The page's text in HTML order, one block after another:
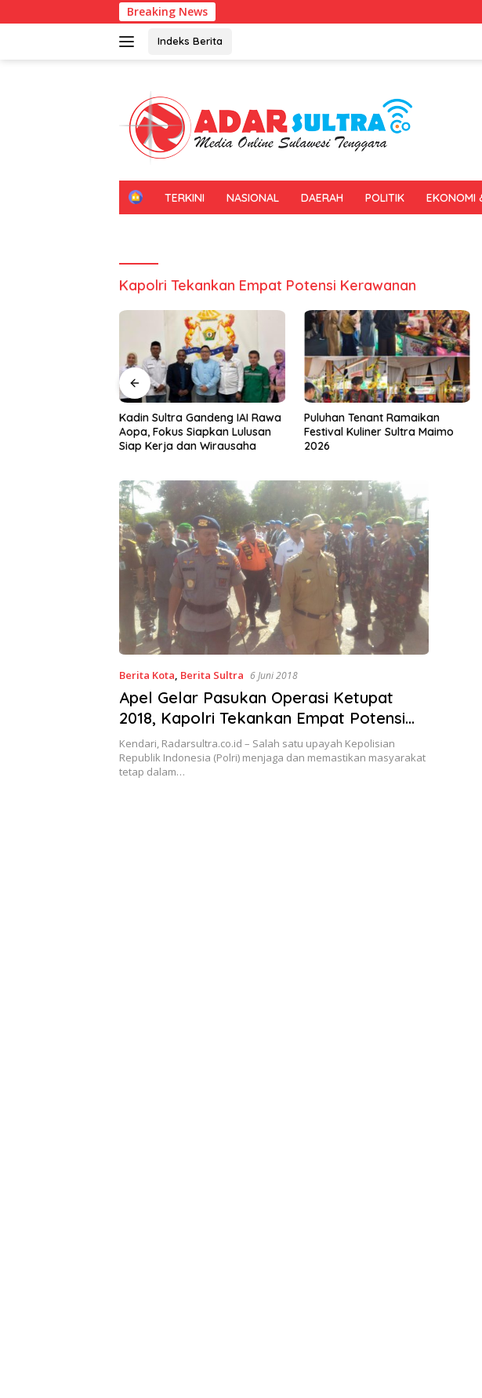
ke
Breaking News Kadin
Indeks Berita
H
TERKINI NASIONAL DAERAH POLITIK EKONOMI
Kapolri Tekankan Empat Potensi Kerawanan
Puluhan Tenant Ramaikan
Festival Kuliner Sultra Maimo
2026
Tiga Kabupaten Sultra Nikmati
Layanan Imigrasi Terintegrasi
Berita Kota, Berita Sultra 6 Juni 2018
Apel Gelar Pasukan Operasi Ketupat
2018, Kapolri Tekankan Empat Potensi
Kerawanan
Kendari, Radarsultra.co.id – Salah satu upayah Kepolisian
Republik Indonesia (Polri) menjaga dan memastikan masyarakat
tetap dalam…